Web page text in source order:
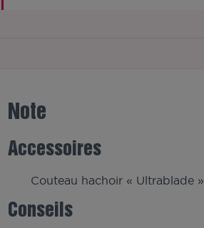
Note
Accessoires
Couteau hachoir « Ultrablade »
Conseils